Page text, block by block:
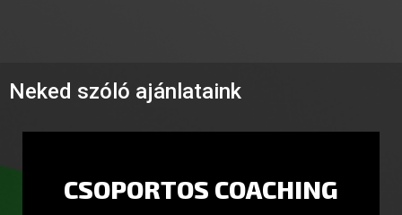
Neked szóló ajánlataink
CSOPORTOS COACHING